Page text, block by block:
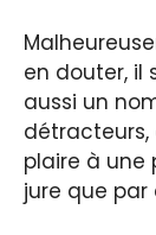
en douter, il
aussi un
plaire à une
jure que par